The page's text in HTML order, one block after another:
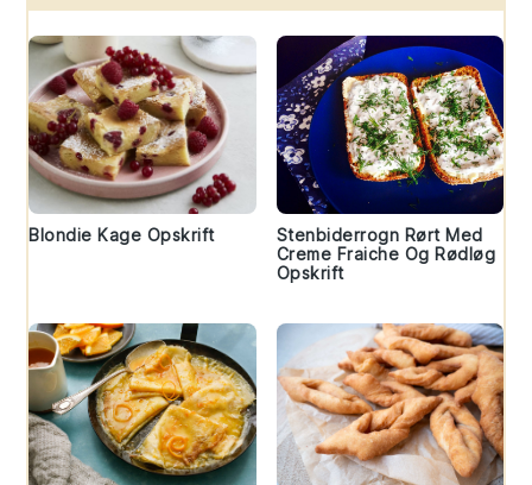
Blondie Kage Opskrift
Stenbiderrogn Rørt Med
Creme Fraiche Og Rødløg
Opskrift